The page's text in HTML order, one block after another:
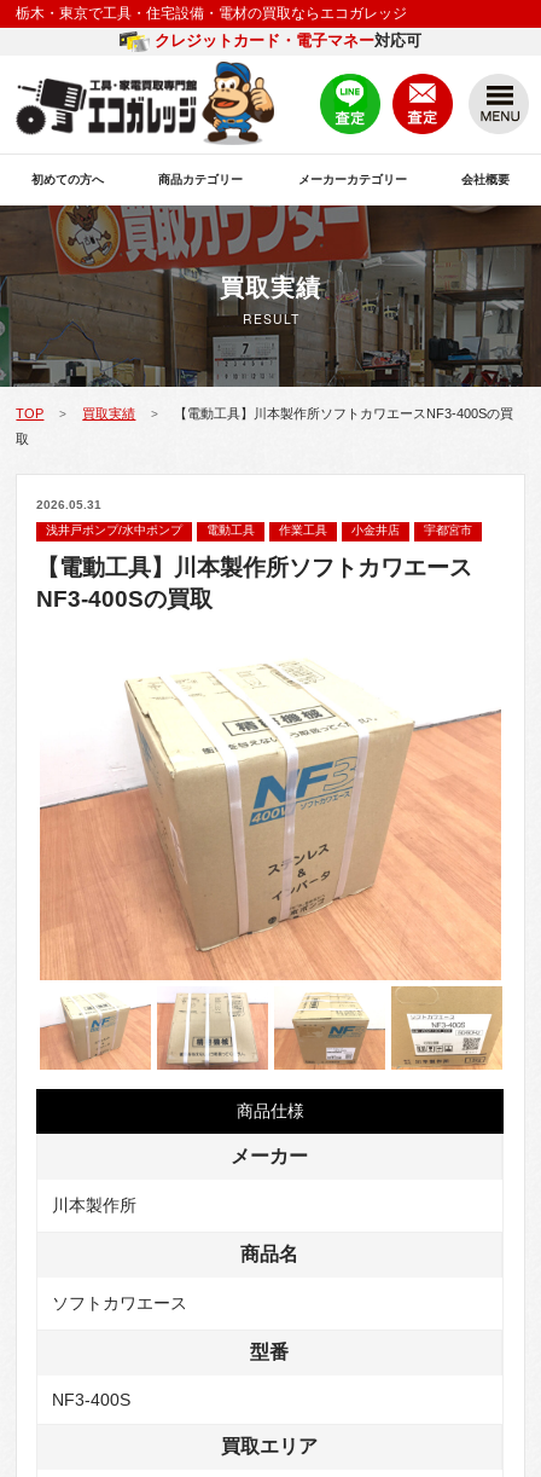
栃木・東京で工具・住宅設備・電材の買取ならエコガレッジ
クレジットカード・電子マネー対応可
初めての方へ 商品カテゴリー メーカーカテゴリー 会社概要
買取実績
RESULT
TOP > 買取実績 >
【電動工具】川本製作所ソフトカワエースNF3-400Sの買
取
2026.05.31
浅井戸ポンプ/水中ポンプ
電動工具 作業工具 小金井店 宇都宮市
【電動工具】川本製作所ソフトカワエース
NF3-400Sの買取
商品仕様
メーカー
川本製作所
商品名
ソフトカワエース
型番
NF3-400S
買取エリア